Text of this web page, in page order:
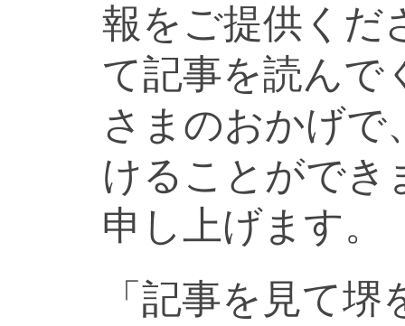
報をご提供くだ
て記事を読んで
さまのおかげで
けることができ
申し上げます。
「記事を見て